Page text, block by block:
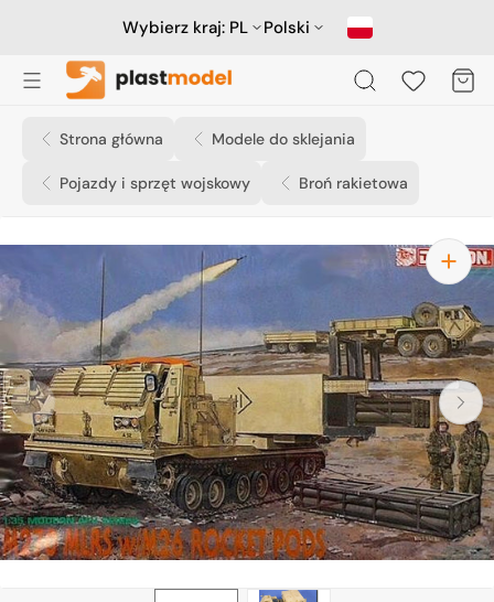
Wybierz kraj: PL Polski
Koszyk
Strona główna Modele do sklejania
Pojazdy i sprzęt wojskowy Broń rakietowa
Otwórz
1
w
widoku
galerii